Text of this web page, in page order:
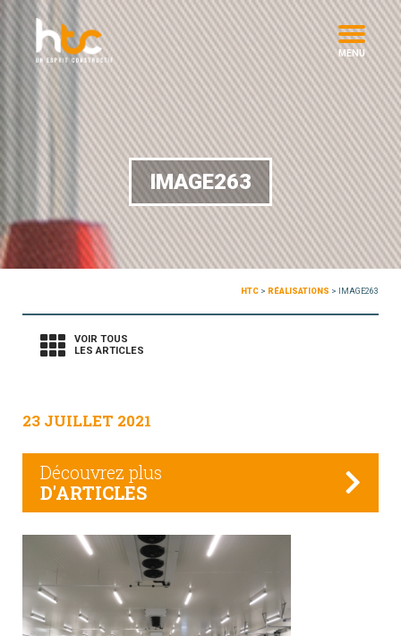
MENU
IMAGE263
HTC > RÉALISATIONS > IMAGE263
VOIR TOUS
LES ARTICLES
23 JUILLET 2021
Découvrez plus
D'ARTICLES